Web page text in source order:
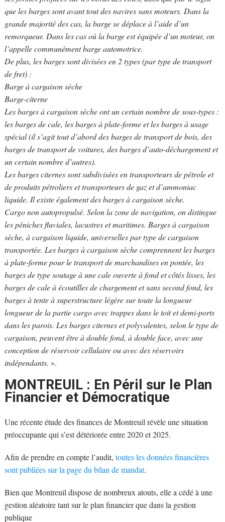
que les barges sont avant tout des navires sans moteurs. Dans la
grande majorité des cas, la barge se déplace à l’aide d’un
remorqueur. Dans les cas où la barge est équipée d’un moteur, on
l’appelle communément barge automotrice.
De plus, les barges sont divisées en 2 types (par type de transport
de fret) :
Barge à cargaison sèche
Barge-citerne
Les barges à cargaison sèche ont un certain nombre de sous-types :
les barges de cale, les barges à plate-forme et les barges à usage
spécial (il s’agit tout d’abord des barges de transport de bois, des
barges de transport de voitures, des barges d’auto-déchargement et
un certain nombre d’autres).
Les barges citernes sont subdivisées en transporteurs de pétrole et
de produits pétroliers et transporteurs de gaz et d’ammoniac
liquide. Il existe également des barges à cargaison sèche.
Cargo non autopropulsé. Selon la zone de navigation, on distingue
les péniches fluviales, lacustres et maritimes. Barges à cargaison
sèche, à cargaison liquide, universelles par type de cargaison
transportée. Les barges à cargaison sèche comprennent les barges
à plate-forme pour le transport de marchandises en pontée, les
barges de type soutage à une cale ouverte à fond et côtés lisses, les
barges de cale à écoutilles de chargement et sans second fond, les
barges à tente à superstructure légère sur toute la longueur
longueur de la partie cargo avec trappes dans le toit et demi-ports
dans les parois. Les barges citernes et polyvalentes, selon le type de
cargaison, peuvent être à double fond, à double face, avec une
conception de réservoir cellulaire ou avec des réservoirs
indépendants. ».
MONTREUIL : En Péril sur le Plan
Financier et Démocratique
Une récente étude des finances de Montreuil révèle une situation
préoccupante qui s’est détériorée entre 2020 et 2025.
Afin de prendre en compte l’audit, toutes les données financières
sont publiées sur la page du bilan de mandat.
Bien que Montreuil dispose de nombreux atouts, elle a cédé à une
gestion aléatoire tant sur le plan financier que dans la gestion
publique